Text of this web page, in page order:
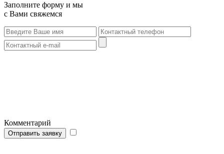
Заполните форму и мы
с Вами свяжемся
Комментарий
Отправить заявку